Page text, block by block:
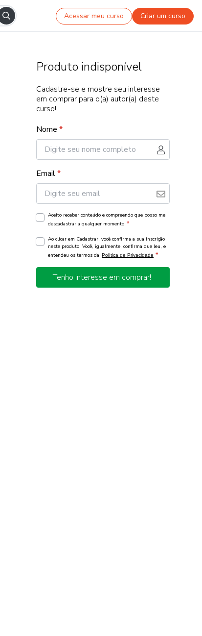
Acessar meu curso Criar um curso
Produto indisponível
Cadastre-se e mostre seu interesse
em comprar para o(a) autor(a) deste
curso!
Nome *
Email*
Aceito receber conteúdo e compreendo que posso me
descadastrar a qualquer momento. *
Ao clicar em Cadastrar, você confirma a sua inscrição
neste produto. Você, igualmente, confirma que leu, e
entendeu os termos da Política de Privacidade *
Tenho interesse em comprar!